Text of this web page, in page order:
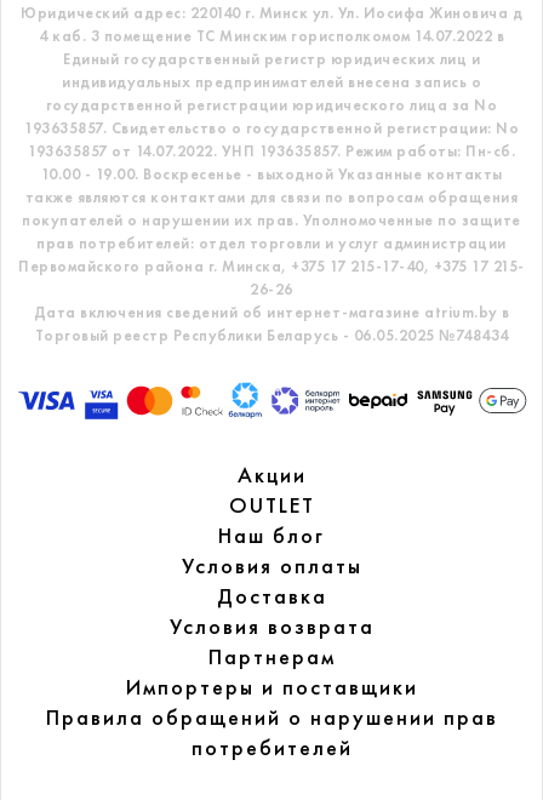
Юридический адрес: 220140 г. Минск ул. Ул. Иосифа Жиновича д
4 каб. 3 помещение ТС Минским горисполкомом 14.07.2022 в
Единый государственный регистр юридических лиц и
индивидуальных предпринимателей внесена запись о
государственной регистрации юридического лица за No
193635857. Свидетельство о государственной регистрации: No
193635857 от 14.07.2022. УНП 193635857. Режим работы: Пн-сб.
10.00 - 19.00. Воскресенье - выходной Указанные контакты
также являются контактами для связи по вопросам обращения
покупателей о нарушении их прав. Уполномоченные по защите
прав потребителей: отдел торговли и услуг администрации
Первомайского района г. Минска, +375 17 215-17-40, +375 17 215-
26-26
Дата включения сведений об интернет-магазине atrium.by в
Торговый реестр Республики Беларусь - 06.05.2025 №748434
Акции
OUTLET
Наш блог
Условия оплаты
Доставка
Условия возврата
Партнерам
Импортеры и поставщики
Правила обращений о нарушении прав
потребителей